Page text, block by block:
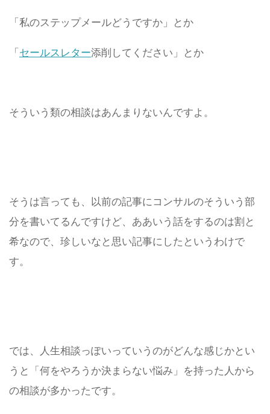
「私のステップメールどうですか」とか
「セールスレター添削してください」とか
そういう類の相談はあんまりないんですよ。
そうは言っても、以前の記事にコンサルのそういう部
分を書いてるんですけど、ああいう話をするのは割と
希なので、珍しいなと思い記事にしたというわけで
す。
では、人生相談っぽいっていうのがどんな感じかとい
うと「何をやろうか決まらない悩み」を持った人から
の相談が多かったです。